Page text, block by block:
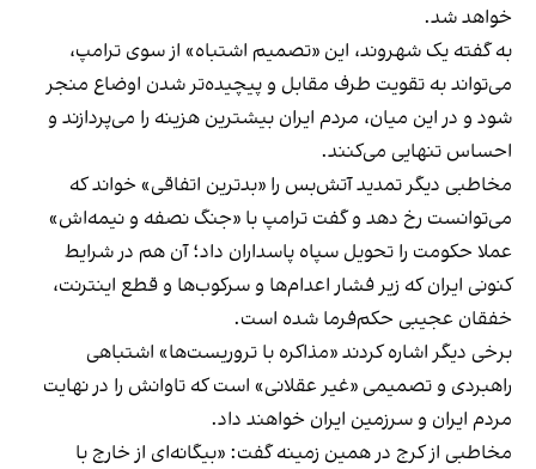
خواهد شد.
به گفته یک شهروند، این «تصمیم اشتباه» از سوی ترامپ،
می‌تواند به تقویت طرف مقابل و پیچیده‌تر شدن اوضاع منجر
شود و در این میان، مردم ایران بیشترین هزینه را می‌پردازند و
احساس تنهایی می‌کنند.
مخاطبی دیگر تمدید آتش‌بس را «بدترین اتفاقی» خواند که
می‌توانست رخ دهد و گفت ترامپ با «جنگ نصفه و نیمه‌اش»
عملا حکومت را تحویل سپاه پاسداران داد؛ آن هم در شرایط
کنونی ایران که زیر فشار اعدام‌ها و سرکوب‌ها و قطع اینترنت،
خفقان عجیبی حکم‌فرما شده است.
برخی دیگر اشاره کردند «مذاکره با تروریست‌ها» اشتباهی
راهبردی و تصمیمی «غیر عقلانی» است که تاوانش را در نهایت
مردم ایران و سرزمین ایران خواهند داد.
مخاطبی از کرج در همین زمینه گفت: «بیگانه‌ای از خارج با